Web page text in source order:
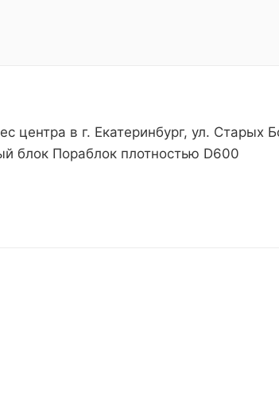
центра в г. Екатеринбург, ул.
блок Пораблок плотностью D600